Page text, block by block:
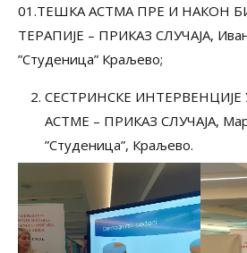
01.ТЕШКА АСТМА ПРЕ И НАКОН
ТЕРАПИЈЕ – ПРИКАЗ СЛУЧАЈА,
”Студеница” Краљево;
СЕСТРИНСКЕ
АСТМЕ – ПРИКАЗ СЛУЧАЈА,
”Студеница”, Краљево.